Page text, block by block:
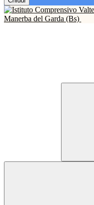
Manerba del Garda (Bs)